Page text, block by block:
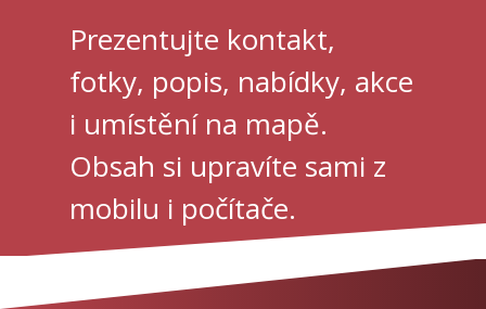
Prezentujte kontakt,
fotky, popis, nabídky, akce
i umístění na mapě.
Obsah si upravíte sami z
mobilu i počítače.